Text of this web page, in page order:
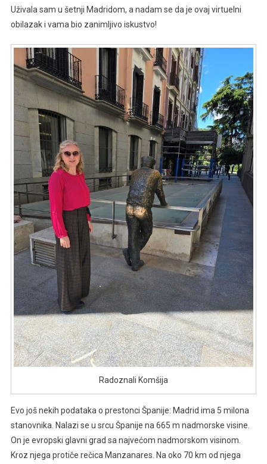
Uživala sam u šetnji Madridom, a nadam se da je ovaj virtuelni
obilazak i vama bio zanimljivo iskustvo!
Radoznali Komšija
Evo još nekih podataka o prestonci Španije: Madrid ima 5 milona
stanovnika. Nalazi se u srcu Španije na 665 m nadmorske visine.
On je evropski glavni grad sa najvećom nadmorskom visinom.
Kroz njega protiče rečica Manzanares. Na oko 70 km od njega